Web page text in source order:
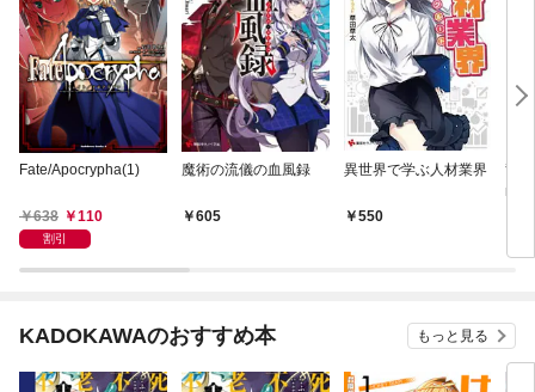
Fate/Apocrypha(1)
638 110
割引
魔術の流儀の血風録
605
異世界で学ぶ人材業界
550
竜
ne-
KADOKAWAのおすすめ本 もっと見る